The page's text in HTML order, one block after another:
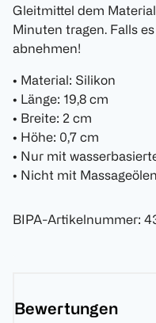
Gleitmittel dem
Minuten tragen. Falls
abnehmen!
• Material: Silikon
• Länge: 19,8 cm
• Breite: 2 cm
• Höhe: 0,7 cm
• Nur mit
• Nicht mit
BIPA-Artikelnummer:
Bewertungen